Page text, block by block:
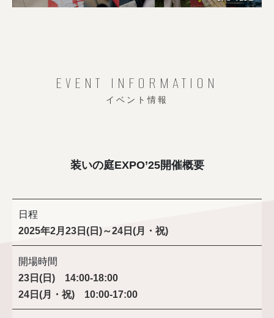
EVENT INFORMATION
イベント情報
装いの庭EXPO’25開催概要
日程
2025年2月23日(日)～24日(月・祝)
開場時間
23日(日) 14:00-18:00
24日(月・祝) 10:00-17:00